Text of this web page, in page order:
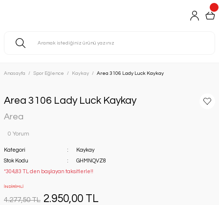
Anasayfa Spor Eğlence Kaykay Area 3106 Lady Luck Kaykay
Area 3106 Lady Luck Kaykay
Area
0 Yorum
Kategori
Kaykay
Stok Kodu
GHMNQVZ8
*304,83 TL den başlayan taksitlerle!!
İNDİRİMLİ
4.277,50 TL 2.950,00 TL